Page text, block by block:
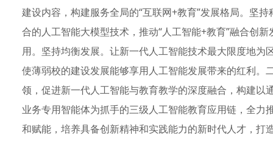
建设内容，构建服务全局的“互联网+教育”发展格局。坚
合的人工智能大模型技术，推动“人工智能+教育”融合创
用。坚持均衡发展。让新一代人工智能技术最大限度地
使薄弱校的建设发展能够享用人工智能发展带来的红利
领，促进新一代人工智能与教育教学的深度融合，构建
业务专用智能体为抓手的三级人工智能教育应用链，全
和赋能，培养具备创新精神和实践能力的新时代人才，